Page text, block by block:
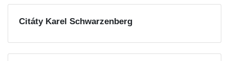
Citáty Karel Schwarzenberg